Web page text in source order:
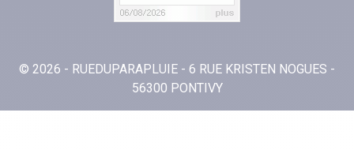
© 2026 - RUEDUPARAPLUIE - 6 RUE KRISTEN NOGUES -
56300 PONTIVY